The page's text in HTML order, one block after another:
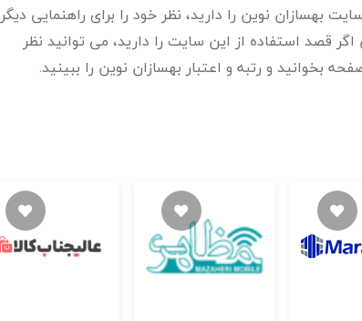
بهسازان نوین را دارید، نظر خود را برای راهنمایی دیگر
قصد استفاده از این سایت را دارید، می توانید نظر
بخوانید و رتبه و اعتبار بهسازان نوین را ببینید.